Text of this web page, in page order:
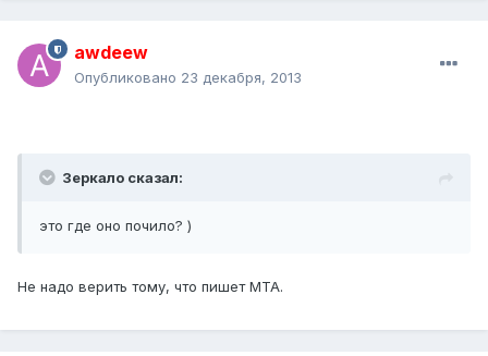
awdeew
Опубликовано 23 декабря, 2013
Зеркало сказал:
это где оно почило? )
Не надо верить тому, что пишет МТА.